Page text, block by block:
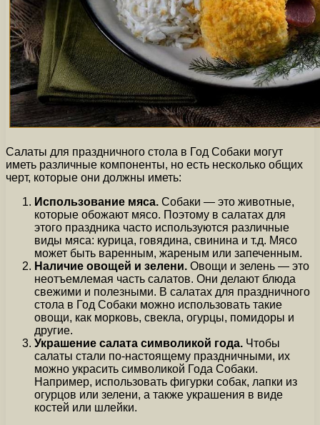
Салаты для праздничного стола в Год Собаки могут
иметь различные компоненты, но есть несколько общих
черт, которые они должны иметь:
Использование мяса. Собаки — это животные,
которые обожают мясо. Поэтому в салатах для
этого праздника часто используются различные
виды мяса: курица, говядина, свинина и т.д. Мясо
может быть варенным, жареным или запеченным.
Наличие овощей и зелени. Овощи и зелень — это
неотъемлемая часть салатов. Они делают блюда
свежими и полезными. В салатах для праздничного
стола в Год Собаки можно использовать такие
овощи, как морковь, свекла, огурцы, помидоры и
другие.
Украшение салата символикой года. Чтобы
салаты стали по-настоящему праздничными, их
можно украсить символикой Года Собаки.
Например, использовать фигурки собак, лапки из
огурцов или зелени, а также украшения в виде
костей или шлейки.